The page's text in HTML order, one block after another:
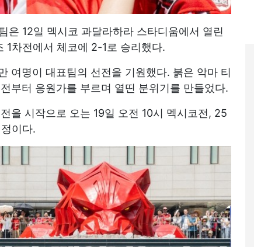
12일 멕시코 과달라하라 스타디움에서 열린
차전에서 체코에 2-1로 승리했다.
여명이 대표팀의 선전을 기원했다. 붉은 악마 티
부터 응원가를 부르며 열띤 분위기를 만들었다.
을 시작으로 오는 19일 오전 10시 멕시코전, 25
이다.